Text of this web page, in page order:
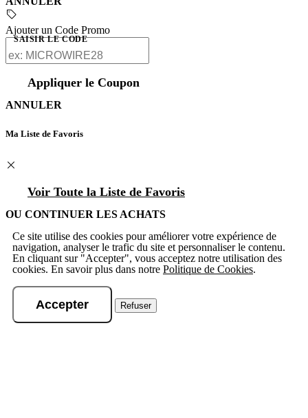
Ajouter un Code Promo
SAISIR LE CODE
Appliquer le Coupon
ANNULER
Ma Liste de Favoris
Voir Toute la Liste de Favoris
OU CONTINUER LES ACHATS
Ce site utilise des cookies pour améliorer votre expérience de
navigation, analyser le trafic du site et personnaliser le contenu.
En cliquant sur "Accepter", vous acceptez notre utilisation des
cookies. En savoir plus dans notre Politique de Cookies.
Accepter Refuser